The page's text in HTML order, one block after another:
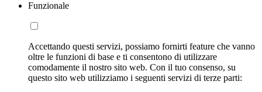
Funzionale
Accettando questi servizi, possiamo fornirti feature che vanno
oltre le funzioni di base e ti consentono di utilizzare
comodamente il nostro sito web. Con il tuo consenso, su
questo sito web utilizziamo i seguenti servizi di terze parti: